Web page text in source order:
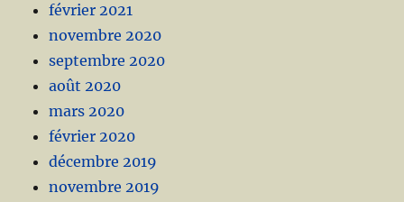
février 2021
novembre 2020
septembre 2020
août 2020
mars 2020
février 2020
décembre 2019
novembre 2019